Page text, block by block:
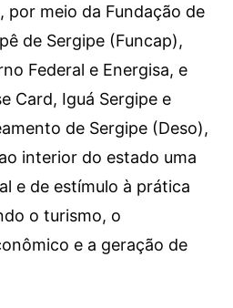
por meio da Fundação de
de Sergipe (Funcap),
Federal e Energisa, e
Card, Iguá Sergipe e
de Sergipe (Deso),
interior do estado uma
e de estímulo à prática
o turismo, o
e a geração de